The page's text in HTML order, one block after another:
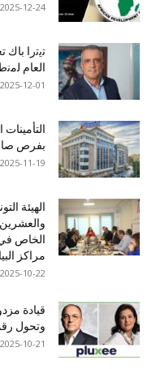
2025-12-24
ﺗﯾﺗرا
اﻟﻌﺎم
2025-12-01
بفرص
2025-11-19
الهيئة
الخاص
مراكز
2025-10-22
قيادة
وتحول
2025-10-21